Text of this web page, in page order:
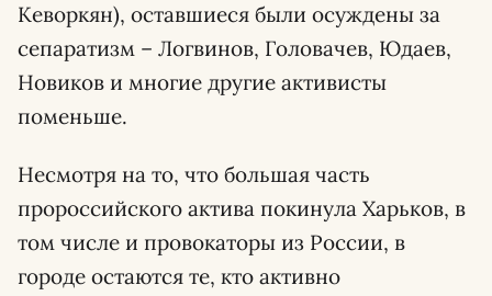
Кеворкян), оставшиеся были осуждены за
сепаратизм – Логвинов, Головачев, Юдаев,
Новиков и многие другие активисты
поменьше.
Несмотря на то, что большая часть
пророссийского актива покинула Харьков, в
том числе и провокаторы из России, в
городе остаются те, кто активно